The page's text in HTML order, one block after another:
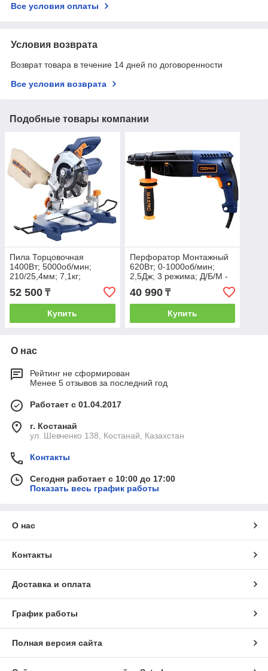
Все условия оплаты
Условия возврата
Возврат товара в течение 14 дней по договоренности
Все условия возврата
Подобные товары компании
Пила Торцовочная
1400Вт; 5000об/мин;
210/25,4мм; 7,1кг;
Резиновый Кабель; левый
наклон; АКЦИЯ
52 500 ₸
Купить
Перфоратор Монтажный
620Вт; 0-1000об/мин;
2,5Дж; 3 режима; Д/Б/М -
30/24/13; 2,8кг; SDS-PLUS;
АКЦИЯ
40 990₸
Купить
О нас
Рейтинг не сформирован
Менее 5 отзывов за последний год
Работает с 01.04.2017
г. Костанай
ул. Шевченко 138, Костанай, Казахстан
Контакты
Сегодня работает с 10:00 до 17:00
Показать весь график работы
О нас
Контакты
Доставка и оплата
График работы
Полная версия сайта